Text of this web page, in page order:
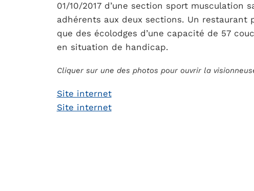
01/10/2017 d’une section sport musculation
adhérents aux deux sections. Un restaurant
que des écolodges d’une capacité de 57
en situation de handicap.
Cliquer sur une des photos pour ouvrir la
Site internet
Site internet